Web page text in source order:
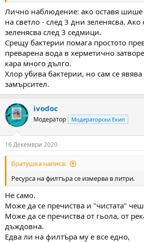
Лично наблюдение: ако оставя шише
на светло - след 3 дни зеленясва.
зеленясва след 3 седмици.
Срещу бактерии помага простото
преварена вода в херметично
кара много дълго.
Хлор убива бактерии, но сам се
замърсител.
ivodoc
Модератор Модераторски Екип
16 Декември 2020
братушка написа:
Ресурса на филтъра се измерва в литри.
Не само.
Може да се пречиства и "чистата"
Може да се пречиства от гьола, от
дъждовна.
Едва ли на филтъра му е все едно,